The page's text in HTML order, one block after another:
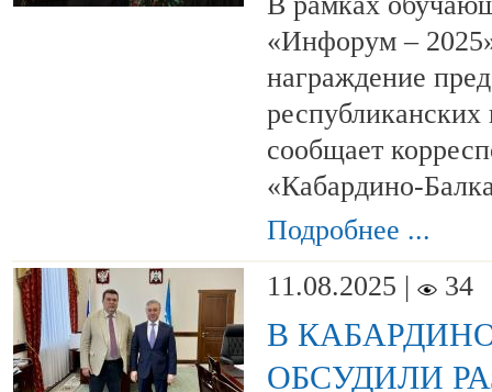
«Инфорум –
награждение
сообщает
«Кабардино-
Подробнее ...
11.08.2025 |
34
В
ОБСУДИЛИ